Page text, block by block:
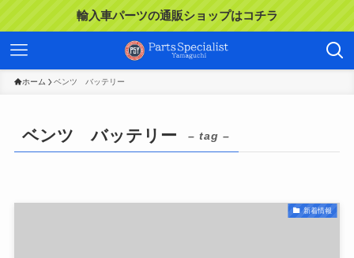
輸入車パーツの通販ショップはコチラ
ホーム ベンツ バッテリー
ベンツ バッテリー – tag –
新着情報